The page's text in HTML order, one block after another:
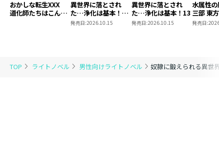
TOP ライトノベル 男性向けライトノベル 奴隷に鍛えられる異世
おかしな転生XXX
道化師たちはこんが
異世界に落とされ
た…浄化は基本！
13【ピッコマ限定
発売日:2026.10.15
異世界に落とされ
た…浄化は基本！13
発売日:2026.10.15
水属性
三部 東
発売日: